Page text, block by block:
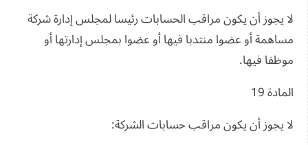
لا يجوز أن يكون مراقب الحسابات رئيسا لمجلس إدارة شركة
مساهمة أو عضوا منتدبا فيها أو عضوا بمجلس إدارتها أو
موظفا فيها.
المادة 19
لا يجوز أن يكون مراقب حسابات الشركة: